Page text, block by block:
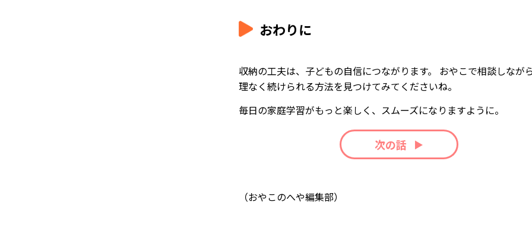
おわりに
収納の工夫は、子どもの自信につながります。 おやこで相談しなが
理なく続けられる方法を見つけてみてくださいね。
毎日の家庭学習がもっと楽しく、スムーズになりますように。
次の話
（おやこのへや編集部）